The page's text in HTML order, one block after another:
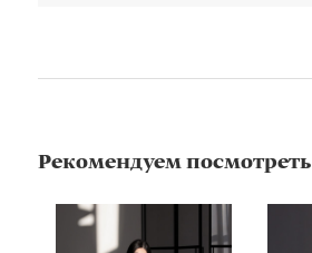
Рекомендуем посмотреть